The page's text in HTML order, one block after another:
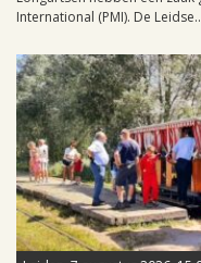
International (PMI). De